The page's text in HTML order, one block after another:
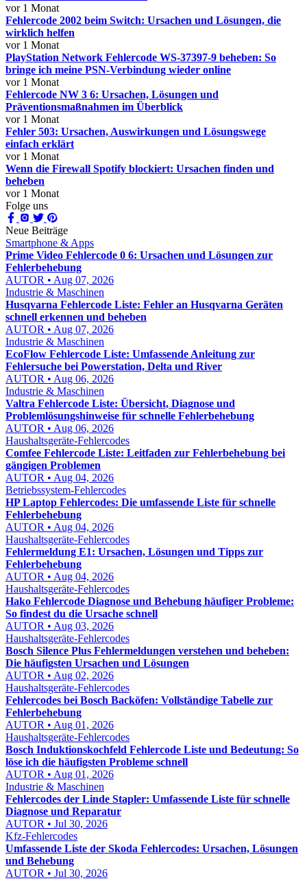
vor 1 Monat
Fehlercode 2002 beim Switch: Ursachen und Lösungen, die
wirklich helfen
vor 1 Monat
PlayStation Network Fehlercode WS-37397-9 beheben: So
bringe ich meine PSN-Verbindung wieder online
vor 1 Monat
Fehlercode NW 3 6: Ursachen, Lösungen und
Präventionsmaßnahmen im Überblick
vor 1 Monat
Fehler 503: Ursachen, Auswirkungen und Lösungswege
einfach erklärt
vor 1 Monat
Wenn die Firewall Spotify blockiert: Ursachen finden und
beheben
vor 1 Monat
Folge uns
Neue Beiträge
Smartphone & Apps
Prime Video Fehlercode 0 6: Ursachen und Lösungen zur
Fehlerbehebung
AUTOR • Aug 07, 2026
Industrie & Maschinen
Husqvarna Fehlercode Liste: Fehler an Husqvarna Geräten
schnell erkennen und beheben
AUTOR • Aug 07, 2026
Industrie & Maschinen
EcoFlow Fehlercode Liste: Umfassende Anleitung zur
Fehlersuche bei Powerstation, Delta und River
AUTOR • Aug 06, 2026
Industrie & Maschinen
Valtra Fehlercode Liste: Übersicht, Diagnose und
Problemlösungshinweise für schnelle Fehlerbehebung
AUTOR • Aug 06, 2026
Haushaltsgeräte-Fehlercodes
Comfee Fehlercode Liste: Leitfaden zur Fehlerbehebung bei
gängigen Problemen
AUTOR • Aug 04, 2026
Betriebssystem-Fehlercodes
HP Laptop Fehlercodes: Die umfassende Liste für schnelle
Fehlerbehebung
AUTOR • Aug 04, 2026
Haushaltsgeräte-Fehlercodes
Fehlermeldung E1: Ursachen, Lösungen und Tipps zur
Fehlerbehebung
AUTOR • Aug 04, 2026
Haushaltsgeräte-Fehlercodes
Hako Fehlercode Diagnose und Behebung häufiger Probleme:
So findest du die Ursache schnell
AUTOR • Aug 03, 2026
Haushaltsgeräte-Fehlercodes
Bosch Silence Plus Fehlermeldungen verstehen und beheben:
Die häufigsten Ursachen und Lösungen
AUTOR • Aug 02, 2026
Haushaltsgeräte-Fehlercodes
Fehlercodes bei Bosch Backöfen: Vollständige Tabelle zur
Fehlerbehebung
AUTOR • Aug 01, 2026
Haushaltsgeräte-Fehlercodes
Bosch Induktionskochfeld Fehlercode Liste und Bedeutung: So
löse ich die häufigsten Probleme schnell
AUTOR • Aug 01, 2026
Industrie & Maschinen
Fehlercodes der Linde Stapler: Umfassende Liste für schnelle
Diagnose und Reparatur
AUTOR • Jul 30, 2026
Kfz-Fehlercodes
Umfassende Liste der Skoda Fehlercodes: Ursachen, Lösungen
und Behebung
AUTOR • Jul 30, 2026